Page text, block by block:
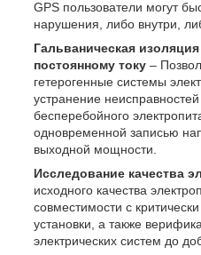
GPS пользователи могут
нарушения, либо внутри,
Гальваническая
постоянному току –
гетерогенные системы
устранение
бесперебойного
одновременной записью
выходной мощности.
Исследование качества
исходного качества
совместимости с
установки, а также
электрических систем до